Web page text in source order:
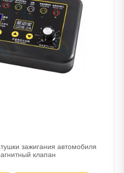
зажигания автомобиля
клапан